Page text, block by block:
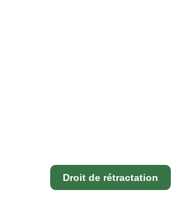
Droit de rétractation